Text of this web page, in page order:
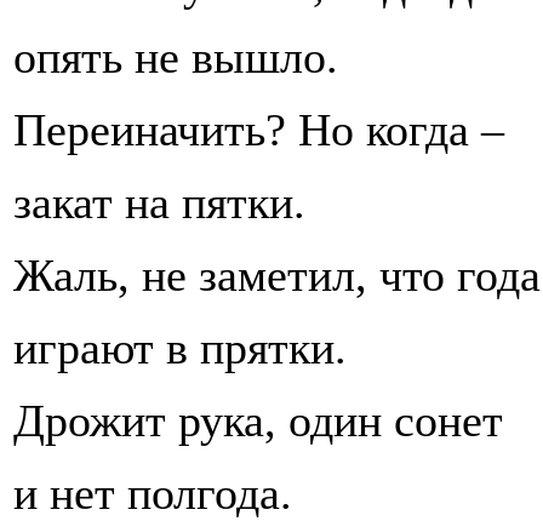
опять не вышло.
Переиначить? Но когда –
закат на пятки.
Жаль, не заметил, что года
играют в прятки.
Дрожит рука, один сонет
и нет полгода.